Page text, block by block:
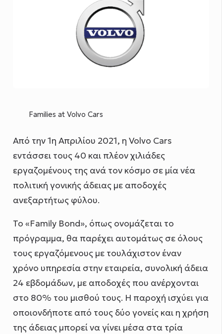
Families at Volvo Cars
Από την 1η Απριλίου 2021, η Volvo Cars
εντάσσει τους 40 και πλέον χιλιάδες
εργαζομένους της ανά τον κόσμο σε μία νέα
πολιτική γονικής άδειας με αποδοχές
ανεξαρτήτως φύλου.
Το «Family Bond», όπως ονομάζεται το
πρόγραμμα, θα παρέχει αυτομάτως σε όλους
τους εργαζόμενους με τουλάχιστον έναν
χρόνο υπηρεσία στην εταιρεία, συνολική άδεια
24 εβδομάδων, με αποδοχές που ανέρχονται
στο 80% του μισθού τους. Η παροχή ισχύει για
οποιονδήποτε από τους δύο γονείς και η χρήση
της άδειας μπορεί να γίνει μέσα στα τρία